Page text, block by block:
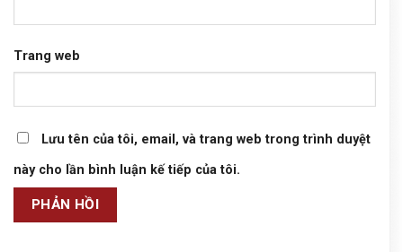
Trang web
Lưu tên của tôi, email, và trang web trong trình duyệt
này cho lần bình luận kế tiếp của tôi.